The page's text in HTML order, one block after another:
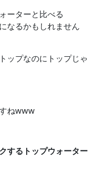
ーターと比べる
なるかもしれません
ップなのにトップじゃ
ねwww
するトップウォーター